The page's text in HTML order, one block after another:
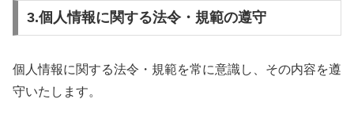
3.個人情報に関する法令・規範の遵守
個人情報に関する法令・規範を常に意識し、その内容を遵
守いたします。